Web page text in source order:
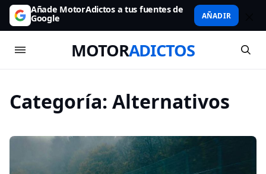
Añade MotorAdictos a tus fuentes de
Google AÑADIR
MOTORADICTOS
Categoría: Alternativos